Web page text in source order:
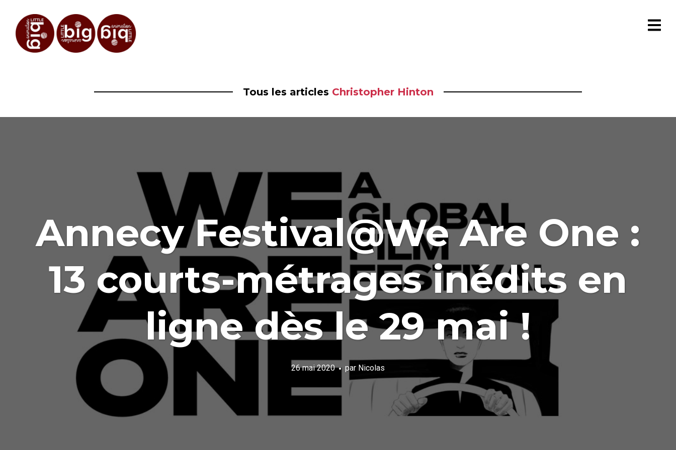
Tous les articles Christopher Hinton
Annecy Festival@We Are One :
13 courts-métrages inédits en
ligne dès le 29 mai !
26 mai 2020 par Nicolas